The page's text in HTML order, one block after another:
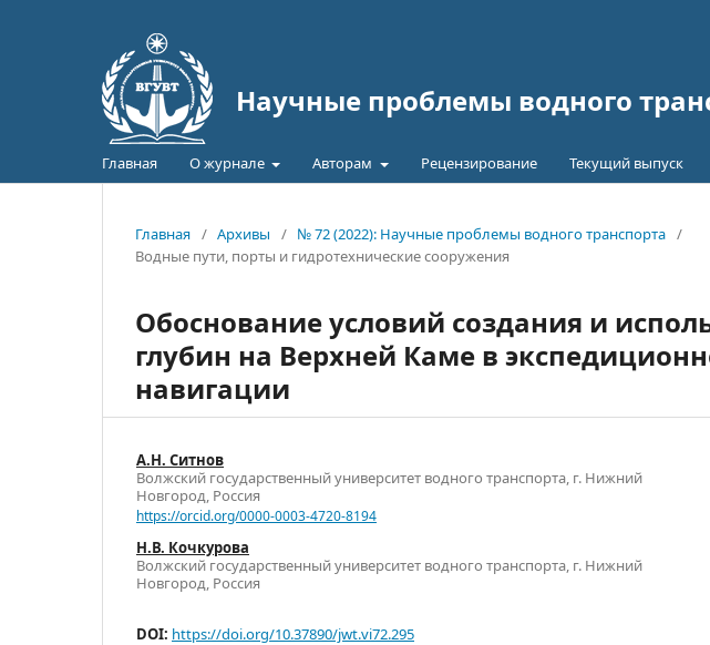
Научные проблемы водного
Главная О журнале Авторам Рецензирование Текущий выпуск
Главная / Архивы / № 72 (2022): Научные проблемы водного транспорта /
Водные пути, порты и гидротехнические сооружения
Обоснование условий создания и
глубин на Верхней Каме в
навигации
А.Н. Ситнов
Волжский государственный университет водного транспорта, г. Нижний
Новгород, Россия
https://orcid.org/0000-0003-4720-8194
Н.В. Кочкурова
Волжский государственный университет водного транспорта, г. Нижний
Новгород, Россия
DOI: https://doi.org/10.37890/jwt.vi72.295